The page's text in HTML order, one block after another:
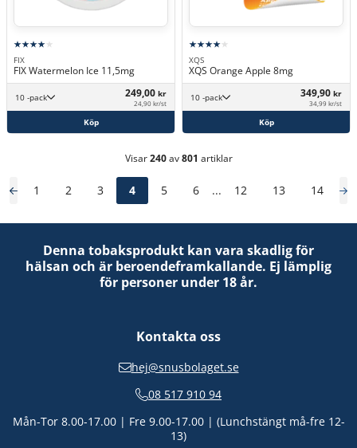
FIX
FIX Watermelon Ice 11,5mg
10 -pack 249,00 kr
24,90 kr/st
Köp
XQS
XQS Orange Apple 8mg
10 -pack 349,90 kr
34,99 kr/st
Köp
Visar240av801 artiklar
1 2 3 4 5 6 ... 12 13 14
Denna tobaksprodukt kan vara skadlig för
hälsan och är beroendeframkallande. Ej lämplig
för personer under 18 år.
Kontakta oss
hej@snusbolaget.se
08 517 910 94
Mån-Tor 8.00-17.00 | Fre 9.00-17.00 | (Lunchstängt må-fre 12-
13)